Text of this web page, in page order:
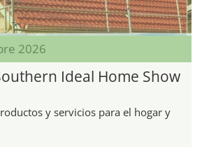
2026
Ideal Home Show
y servicios para el hogar y